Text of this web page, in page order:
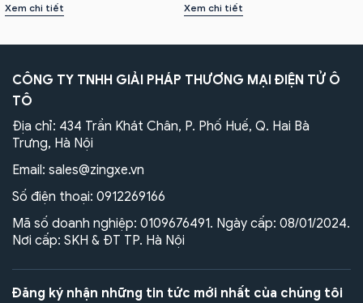
Xem chi tiết Xem chi tiết
CÔNG TY TNHH GIẢI PHÁP THƯƠNG MẠI ĐIỆN TỬ Ô
TÔ
Địa chỉ: 434 Trần Khát Chân, P. Phố Huế, Q. Hai Bà
Trưng, Hà Nội
Email: sales@zingxe.vn
Số điện thoại: 0912269166
Mã số doanh nghiệp: 0109676491. Ngày cấp: 08/01/2024.
Nơi cấp: SKH & ĐT TP. Hà Nội
Đăng ký nhận những tin tức mới nhất của chúng tôi